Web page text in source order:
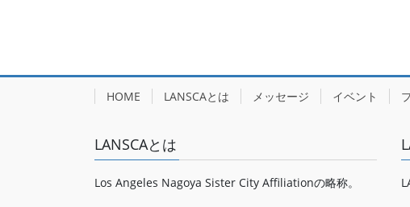
HOME LANSCAとは メッセージ イベント
LANSCAとは
Los Angeles Nagoya Sister City Affiliationの略称。